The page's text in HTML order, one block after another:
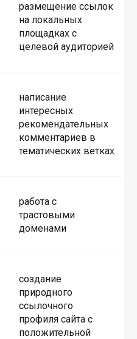
размещение ссылок
на локальных
площадках с
целевой аудиторией
написание
интересных
рекомендательных
комментариев в
тематических ветках
работа с
трастовыми
доменами
создание
природного
ссылочного
профиля сайта с
положительной